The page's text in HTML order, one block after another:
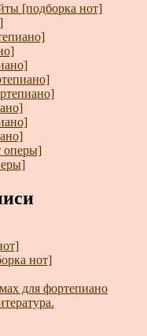
[подборка нот]
нот]
для фортепиано